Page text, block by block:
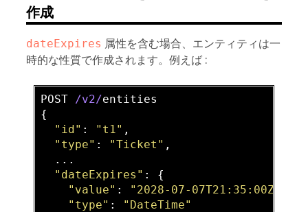
作成
dateExpires 属性を含む場合、エンティティは一
時的な性質で作成されます。例えば :
POST /v2/entities
{
"id" : "t1" ,
"type" : "Ticket" ,
  ...
"dateExpires" : {
"value" : "2028-07-07T21:35:00Z"
"type" :
"DateTime"